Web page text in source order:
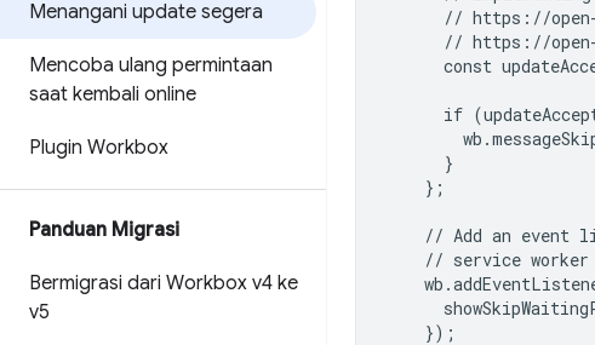
Menangani update segera
Mencoba ulang permintaan
saat kembali online
Plugin Workbox
Panduan Migrasi
Bermigrasi dari Workbox v4 ke
v5
// https://
// https://
const
if
      }
    };
// Add an event
// service
    });